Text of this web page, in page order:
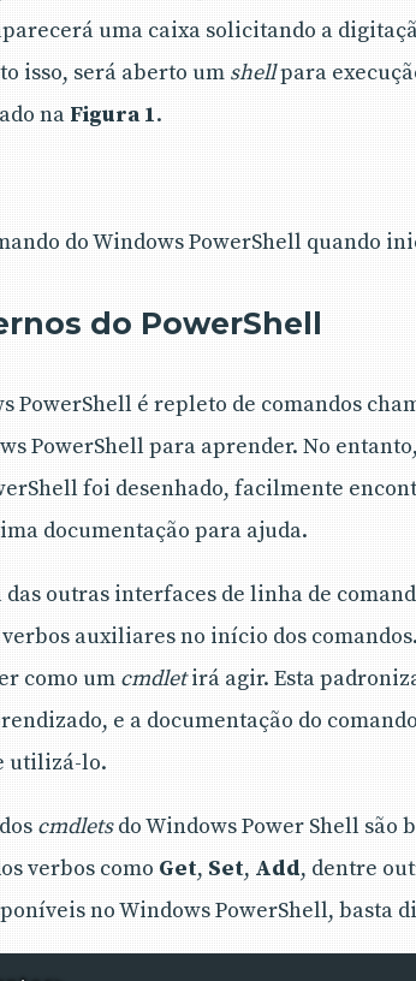
uma caixa solicitando a
isso, será aberto um shellpara
na Figura 1.
do Windows PowerShell quando
do PowerShell
PowerShell é repleto de comandos
PowerShell para aprender. No
foi desenhado, facilmente
documentação para ajuda.
outras interfaces de linha de
auxiliares no início dos
como um cmdletirá agir. Esta
e a documentação do
utilizá-lo.
cmdletsdo Windows Power Shell são
verbos como Get, Set, Add, dentre
no Windows PowerShell, basta